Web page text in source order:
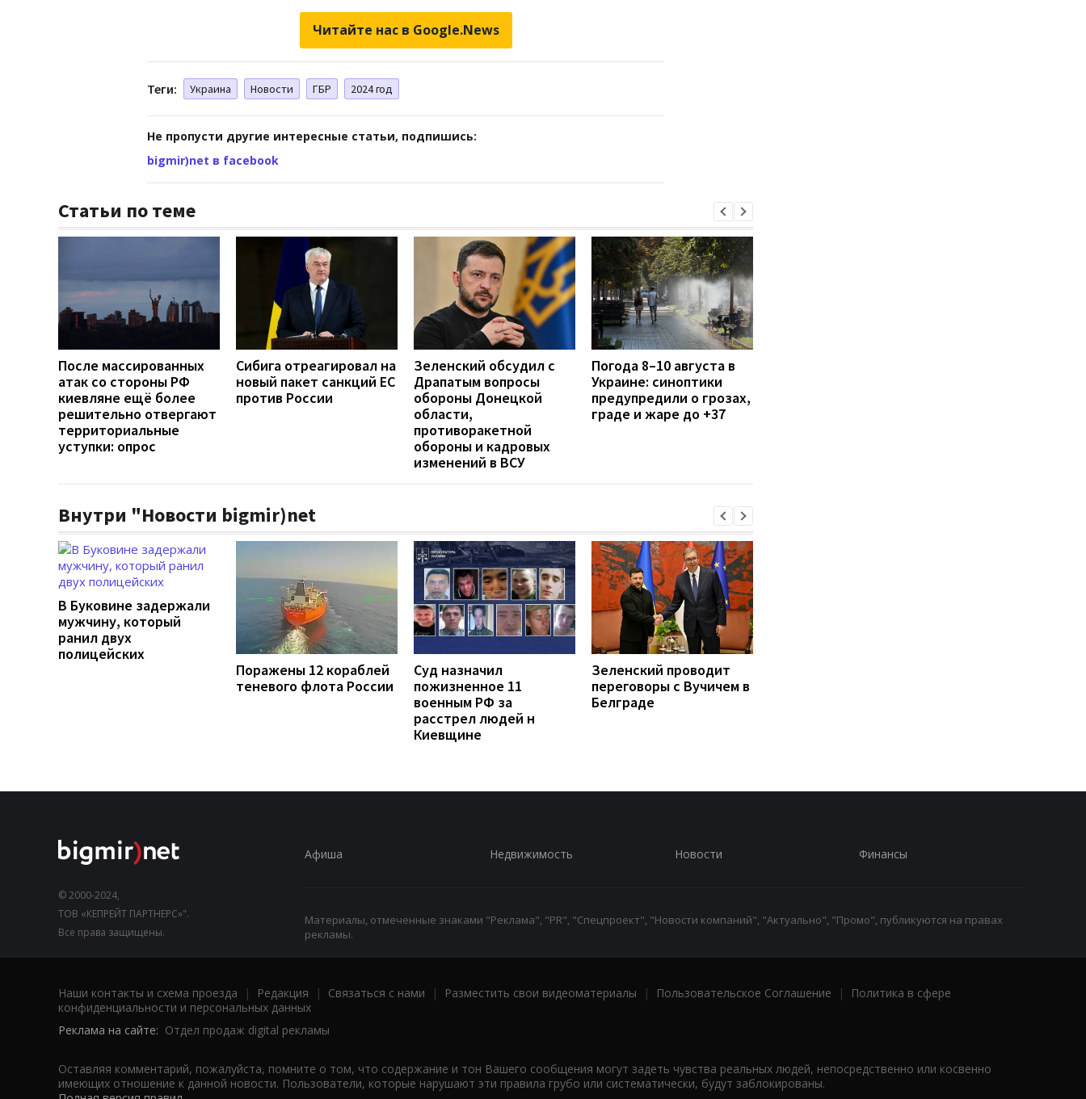
Читайте нас в Google.News
Теги: Украина Новости ГБР 2024 год
Не пропусти другие интересные статьи, подпишись:
bigmir)net в facebook
Статьи по теме
После массированных
атак со стороны РФ
киевляне ещё более
решительно отвергают
территориальные
уступки: опрос
Сибига отреагировал на
новый пакет санкций ЕС
против России
Зеленский обсудил с
Драпатым вопросы
обороны Донецкой
области,
противоракетной
обороны и кадровых
изменений в ВСУ
Погода 8–10 августа в
Украине: синоптики
предупредили о грозах,
граде и жаре до +37
Внутри "Новости bigmir)net
В Буковине задержали
мужчину, который
ранил двух
полицейских
Поражены 12 кораблей
теневого флота России
Суд назначил
пожизненное 11
военным РФ за
расстрел людей н
Киевщине
Зеленский проводит
переговоры с Вучичем в
Белграде
© 2000-2024,
ТОВ «КЕПРЕЙТ ПАРТНЕРС»".
Все права защищены.
Афиша Недвижимость Новости Финансы
Материалы, отмеченные знаками "Реклама", "PR", "Спецпроект", "Новости компаний", "Актуально", "Промо", публикуются на правах
рекламы.
Наши контакты и схема проезда | Редакция | Связаться с нами | Разместить свои видеоматериалы | Пользовательское Соглашение |
Политика в сфере
конфиденциальности и персональных данных
Реклама на сайте: Отдел продаж digital рекламы
Оставляя комментарий, пожалуйста, помните о том, что содержание и тон Вашего сообщения могут задеть чувства реальных людей, непосредственно или косвенно
имеющих отношение к данной новости. Пользователи, которые нарушают эти правила грубо или систематически, будут заблокированы.